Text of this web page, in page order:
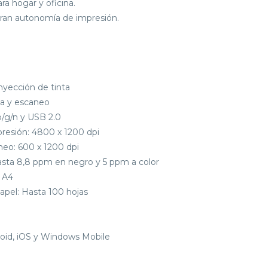
hogar y oficina.
autonomía de impresión.
de tinta
y escaneo
g/n y USB 2.0
4800 x 1200 dpi
600 x 1200 dpi
8,8 ppm en negro y 5 ppm a color
Hasta 100 hojas
iOS y Windows Mobile